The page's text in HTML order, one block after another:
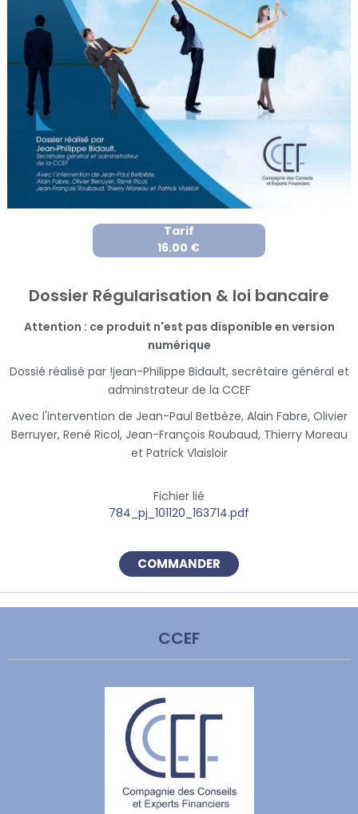
Tarif
16.00 €
Dossier Régularisation & loi bancaire
Attention : ce produit n'est pas disponible en version
numérique
Dossié réalisé par !jean-Philippe Bidault, secrétaire général et
adminstrateur de la CCEF
Avec l'intervention de Jean-Paul Betbèze, Alain Fabre, Olivier
Berruyer, René Ricol, Jean-François Roubaud, Thierry Moreau
et Patrick Vlaisloir
Fichier lié
784_pj_101120_163714.pdf
COMMANDER
CCEF